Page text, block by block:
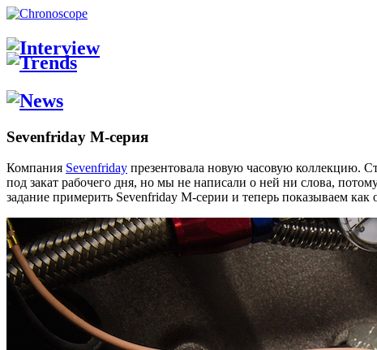
Sevenfriday M-серия
Компания Sevenfriday презентовала новую часовую коллекцию.
под закат рабочего дня, но мы не написали о ней ни слова,
задание примерить Sevenfriday М-серии и теперь показываем как